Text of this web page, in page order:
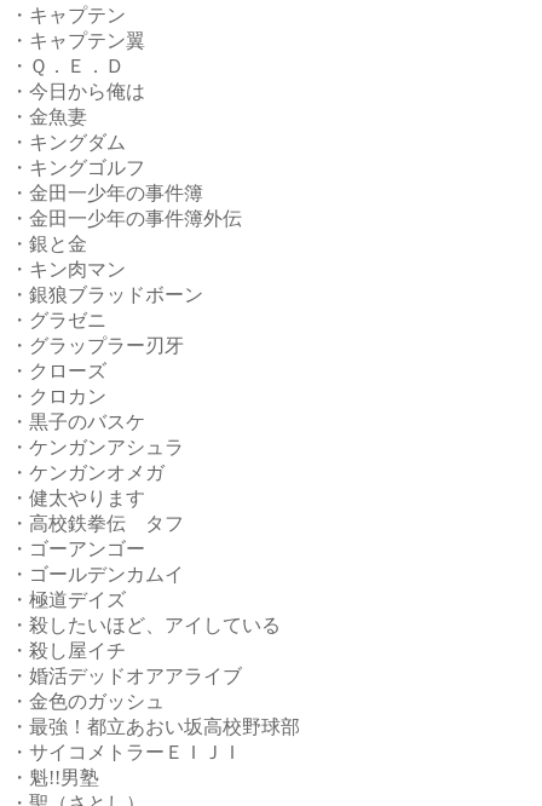
・キャプテン
・キャプテン翼
・Ｑ．Ｅ．Ｄ
・今日から俺は
・金魚妻
・キングダム
・キングゴルフ
・金田一少年の事件簿
・金田一少年の事件簿外伝
・銀と金
・キン肉マン
・銀狼ブラッドボーン
・グラゼニ
・グラップラー刃牙
・クローズ
・クロカン
・黒子のバスケ
・ケンガンアシュラ
・ケンガンオメガ
・健太やります
・高校鉄拳伝 タフ
・ゴーアンゴー
・ゴールデンカムイ
・極道デイズ
・殺したいほど、アイしている
・殺し屋イチ
・婚活デッドオアアライブ
・金色のガッシュ
・最強！都立あおい坂高校野球部
・サイコメトラーＥＩＪＩ
・魁!!男塾